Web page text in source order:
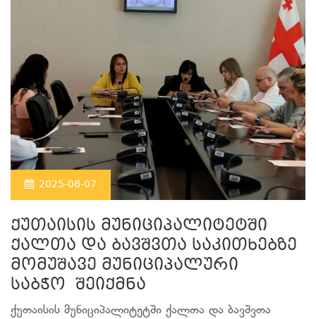
2025-08-07
ქუთაისის მუნიციპალიტეტში
ქალთა და ბავშვთა საკითხებზე
მომუშავე მუნიციპალური
საბჭო შეიქმნა
ქუთაისის მუნიციპალიტეტში ქალთა და ბავშვთა